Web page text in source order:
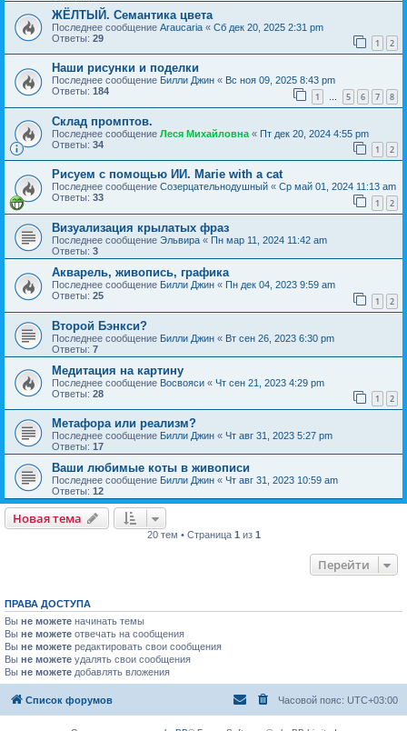
ЖЁЛТЫЙ. Семантика цвета
Последнее сообщение Araucaria « Сб дек 20, 2025 2:31 pm
Ответы: 29 1 2
Наши рисунки и поделки
Последнее сообщение Билли Джин « Вс ноя 09, 2025 8:43 pm
Ответы: 184 1 … 5 6 7 8
Склад промптов.
Последнее сообщение Леся Михайловна « Пт дек 20, 2024 4:55 pm
Ответы: 34 1 2
Рисуем с помощью ИИ. Marie with a cat
Последнее сообщение Созерцательнодушный « Ср май 01, 2024 11:13 am
Ответы: 33 1 2
Визуализация крылатых фраз
Последнее сообщение Эльвира « Пн мар 11, 2024 11:42 am
Ответы: 3
Акварель, живопись, графика
Последнее сообщение Билли Джин « Пн дек 04, 2023 9:59 am
Ответы: 25 1 2
Второй Бэнкси?
Последнее сообщение Билли Джин « Вт сен 26, 2023 6:30 pm
Ответы: 7
Медитация на картину
Последнее сообщение Восвояси « Чт сен 21, 2023 4:29 pm
Ответы: 28 1 2
Метафора или реализм?
Последнее сообщение Билли Джин « Чт авг 31, 2023 5:27 pm
Ответы: 17
Ваши любимые коты в живописи
Последнее сообщение Билли Джин « Чт авг 31, 2023 10:59 am
Ответы: 12
Новая тема
20 тем • Страница 1из 1
Перейти
ПРАВА ДОСТУПА
Вы не можете начинать темы
Вы не можете отвечать на сообщения
Вы не можете редактировать свои сообщения
Вы не можете удалять свои сообщения
Вы не можете добавлять вложения
Список форумов Часовой пояс: UTC+03:00